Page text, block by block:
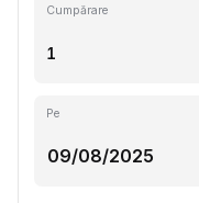
Cumpărare
Pe